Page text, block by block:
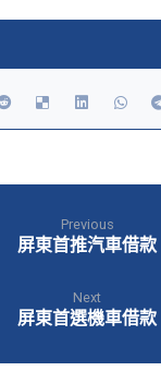
Previous
屏東首推汽車借款
Next
屏東首選機車借款